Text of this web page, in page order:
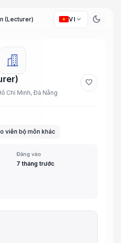
(Lecturer) VI expand_more dark_mode
Chí Minh, Đà Nẵng
favorite
viên bộ môn khác
Đăng vào
7 tháng trước